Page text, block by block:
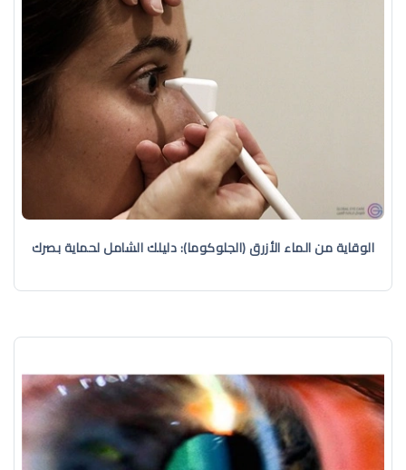
الوقاية من الماء الأزرق (الجلوكوما): دليلك الشامل لحماية بصرك